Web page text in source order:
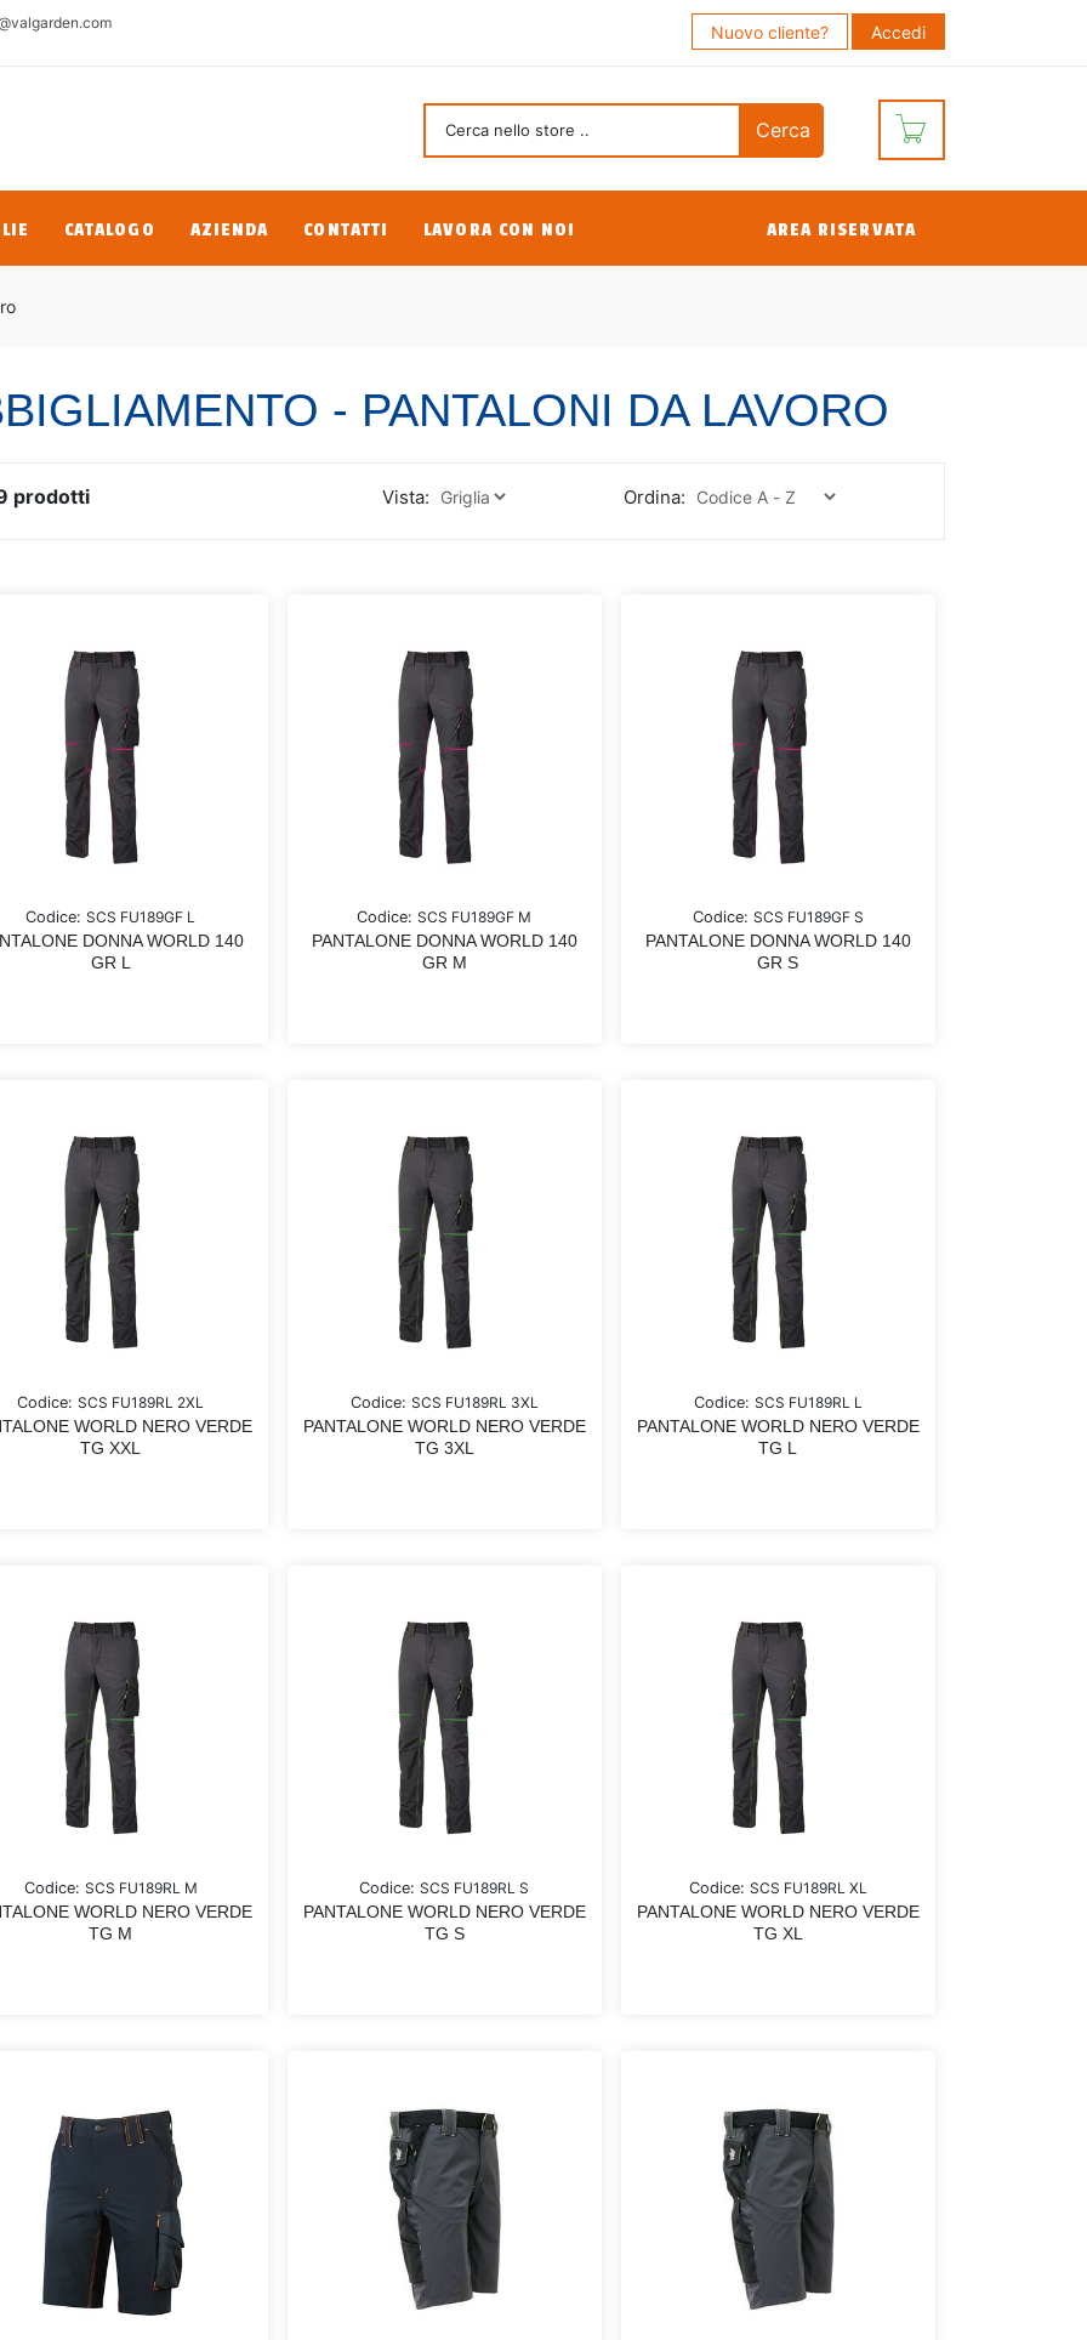
Nuovo cliente? Accedi
CATALOGO AZIENDA CONTATTI LAVORA CON NOI AREA RISERVATA
- PANTALONI DA LAVORO
prodotti Vista: Ordina:
Codice:SCS FU189GF L
DONNA WORLD 140
GR L
Codice:SCS FU189GF M
PANTALONE DONNA WORLD 140
GR M
Codice: SCS FU189GF S
PANTALONE DONNA WORLD 140
GR S
Codice:SCS FU189RL 2XL
WORLD NERO VERDE
TG XXL
Codice: SCS FU189RL 3XL
PANTALONE WORLD NERO VERDE
TG 3XL
Codice: SCS FU189RL L
PANTALONE WORLD NERO VERDE
TG L
Codice: SCS FU189RL M
WORLD NERO VERDE
TG M
Codice:SCS FU189RL S
PANTALONE WORLD NERO VERDE
TG S
Codice: SCS FU189RL XL
PANTALONE WORLD NERO VERDE
TG XL